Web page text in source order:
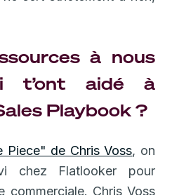
à nous
t’ont aidé à
Playbook ?
Piece" de Chris Voss, on
chez Flatlooker pour
commerciale. Chris Voss